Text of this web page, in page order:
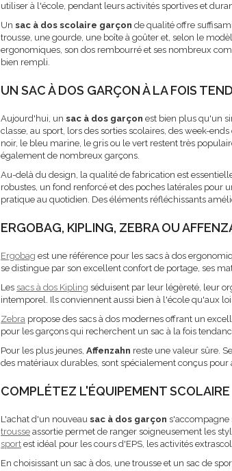
utiliser à l'école, pendant leurs activités sportives et
Un sac à dos scolaire garçon de qualité offre
trousse, une gourde, une boîte à goûter et, selon le
ergonomiques, son dos rembourré et ses nombreux
bien rempli.
UN SAC À DOS GARÇON À LA FOIS
Aujourd'hui, un sac à dos garçon est bien plus qu'un
classe, au sport, lors des sorties scolaires, des week-
noir, le bleu marine, le gris ou le vert restent très
également de nombreux garçons.
Au-delà du design, la qualité de fabrication est
robustes, un fond renforcé et des poches latérales pour
pratique au quotidien. Des éléments réfléchissants
ERGOBAG, KIPLING, ZEBRA OU
Ergobag est une référence pour les sacs à dos
se distingue par son excellent confort de portage, ses
Les sacs à dos Kipling séduisent par leur légèreté, leur
intemporel. Ils conviennent aussi bien à l'école qu'aux
Zebra propose des sacs à dos modernes offrant un
pour les garçons qui recherchent un sac à la fois
Pour les plus jeunes, Affenzahn reste une valeur sûre.
des matériaux durables, sont spécialement conçus
COMPLÉTEZ L'ÉQUIPEMENT SCOLAIRE
L'achat d'un nouveau sac à dos garçon s'accompagne
trousse assortie permet de ranger soigneusement les
sport est idéal pour les cours d'EPS, les activités
En choisissant un sac à dos, une trousse et un sac de